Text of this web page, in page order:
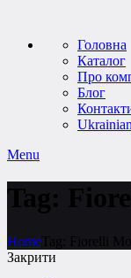
Головна
Каталог
Про
Блог
Ukrainian
Menu
Tag:
Home Tag: Fiorelli
Закрити